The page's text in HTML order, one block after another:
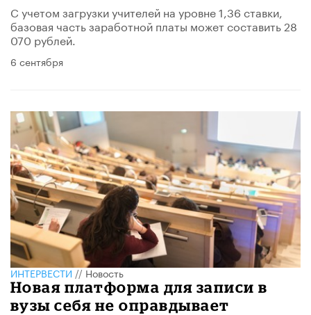
С учетом загрузки учителей на уровне 1,36 ставки,
базовая часть заработной платы может составить 28
070 рублей.
6 сентября
ИНТЕРВЕСТИ//Новость
Новая платформа для записи в
вузы себя не оправдывает